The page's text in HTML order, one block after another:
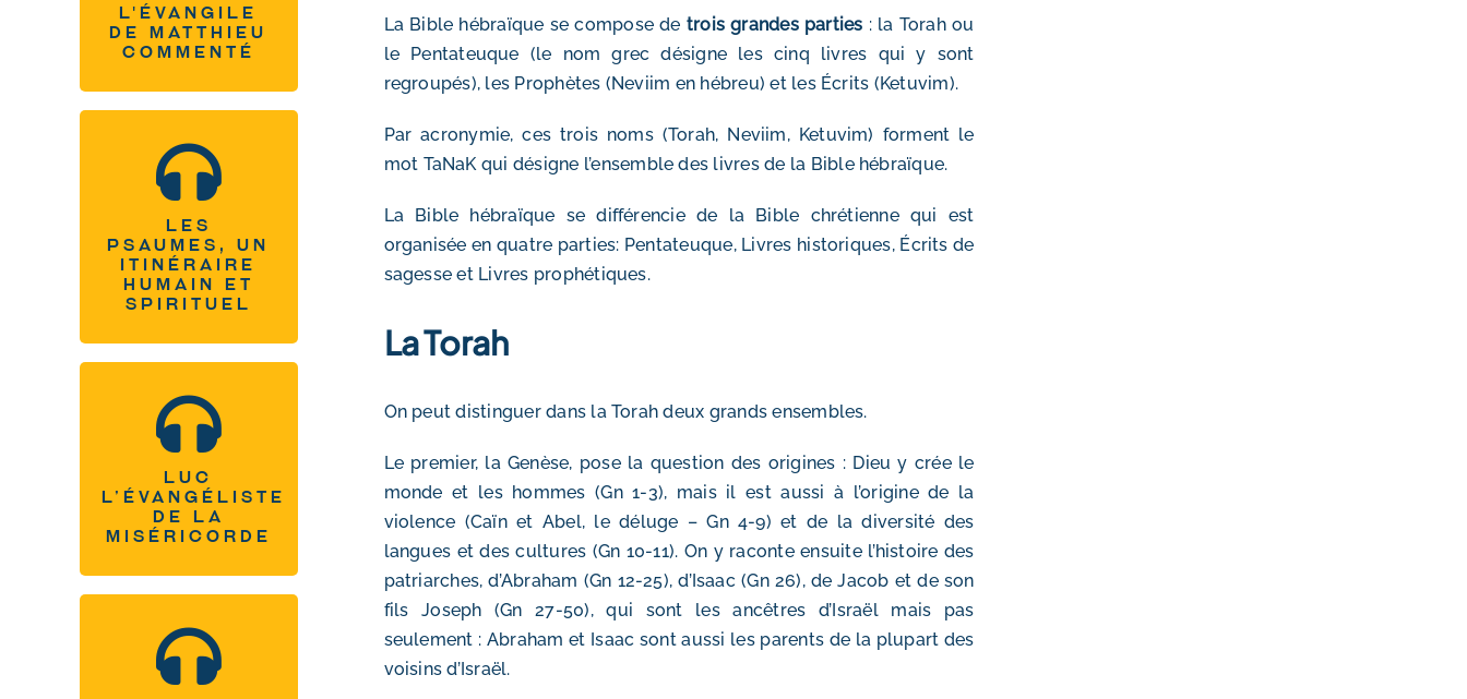
L'évangile
de Matthieu
commenté
Tous les podcasts
Les
psaumes, un
itinéraire
humain et
spirituel
Les psaumes, un
itinéraire humain et
spirituel
Tous les podcasts
Luc
l’évangéliste
de la
miséricorde
Luc l’évangéliste de
la miséricorde
Tous les podcasts
Samedi saint, de la
nuit de la foi à la
La Bible hébraïque se compose de trois grandes parties : la Torah ou
le Pentateuque (le nom grec désigne les cinq livres qui y sont
regroupés), les Prophètes (Neviim en hébreu) et les Écrits (Ketuvim).
Par acronymie, ces trois noms (Torah, Neviim, Ketuvim) forment le
mot TaNaK qui désigne l’ensemble des livres de la Bible hébraïque.
La Bible hébraïque se différencie de la Bible chrétienne qui est
organisée en quatre parties: Pentateuque, Livres historiques, Écrits de
sagesse et Livres prophétiques.
La Torah
On peut distinguer dans la Torah deux grands ensembles.
Le premier, la Genèse, pose la question des origines : Dieu y crée le
monde et les hommes (Gn 1-3), mais il est aussi à l’origine de la
violence (Caïn et Abel, le déluge – Gn 4-9) et de la diversité des
langues et des cultures (Gn 10-11). On y raconte ensuite l’histoire des
patriarches, d’Abraham (Gn 12-25), d’Isaac (Gn 26), de Jacob et de son
fils Joseph (Gn 27-50), qui sont les ancêtres d’Israël mais pas
seulement : Abraham et Isaac sont aussi les parents de la plupart des
voisins d’Israël.